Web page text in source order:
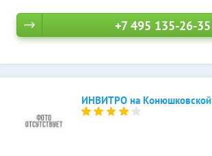
+7 495 135-26-35
ИНВИТРО на Конюшковской